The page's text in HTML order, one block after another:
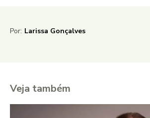
Por: Larissa Gonçalves
Veja também